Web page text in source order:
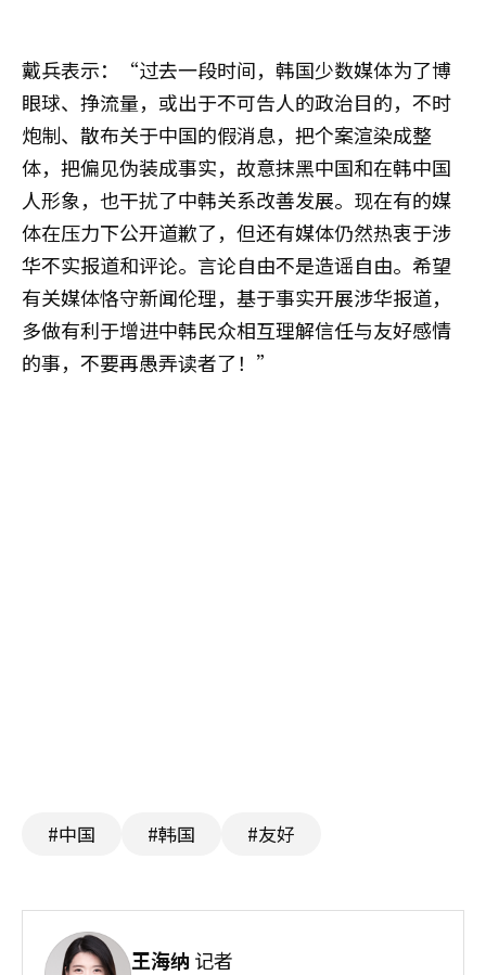
戴兵表示：“过去一段时间，韩国少数媒体为了博
眼球、挣流量，或出于不可告人的政治目的，不时
炮制、散布关于中国的假消息，把个案渲染成整
体，把偏见伪装成事实，故意抹黑中国和在韩中国
人形象，也干扰了中韩关系改善发展。现在有的媒
体在压力下公开道歉了，但还有媒体仍然热衷于涉
华不实报道和评论。言论自由不是造谣自由。希望
有关媒体恪守新闻伦理，基于事实开展涉华报道，
多做有利于增进中韩民众相互理解信任与友好感情
的事，不要再愚弄读者了！”
#中国 #韩国 #友好
王海纳 记者